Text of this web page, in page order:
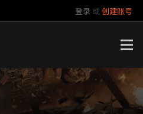
登录 或创建账号